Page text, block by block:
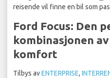
reisende vil finne en bil som
Ford Focus: Den
kombinasjonen
komfort
Tilbys avENTERPRISE,